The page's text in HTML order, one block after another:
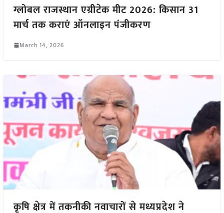
ग्लोबल राजस्थान एग्रीटेक मीट 2026: किसान 31
मार्च तक कराएं ऑनलाइन पंजीकरण
March 14, 2026
कृषि क्षेत्र में तकनीकी नवाचारों से मध्यप्रदेश ने